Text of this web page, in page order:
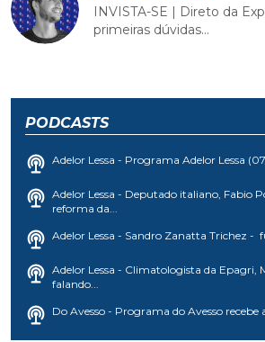
INVISTA-SE | Direto da
primeiras dúvidas...
PODCASTS
Adelor Lessa - Programa Adelor Lessa
Adelor Lessa - Deputado italiano, Fabio
reforma da...
Adelor Lessa - Sandro Zanatta Trichez -
Adelor Lessa - Climatologista da Epagri,
falando...
Do Avesso - Programa do Avesso recebe